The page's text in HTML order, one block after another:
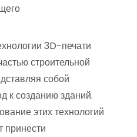
3D-печати
строительной
собой
к созданию зданий.
этих технологий
принести